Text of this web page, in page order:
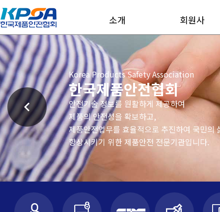
소개 회원사
Korea Products Safety
한국제품안전
안전기술 정보를 원활하게
제품의 안전성을 확보하고,
제품안전업무를 효율적으로
향상시키기 위한 제품안전